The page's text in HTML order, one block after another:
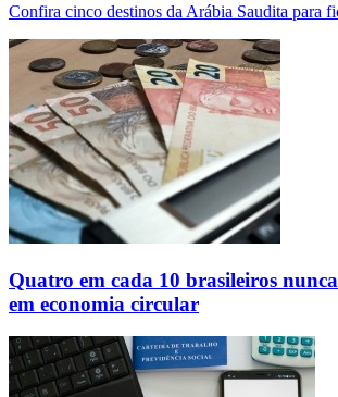
Confira cinco destinos da Arábia Saudita para
Quatro em cada 10 brasileiros
em economia circular